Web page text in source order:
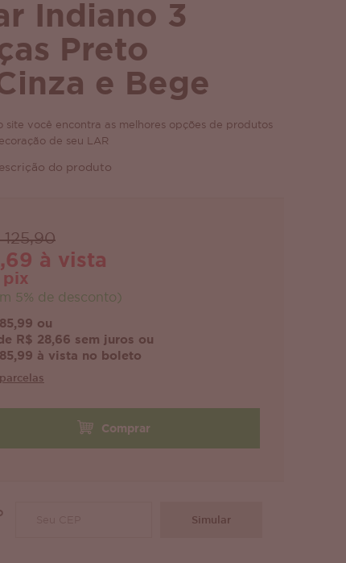
Indiano 3
Preto
e Bege
site você encontra as melhores opções de produtos
de seu LAR
do produto
125,90
à vista
pix
5% de desconto)
ou
R$ 28,66 sem juros ou
85,99 à vista no boleto
Comprar
Simular